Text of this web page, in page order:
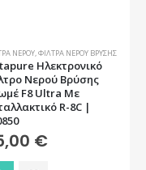
ΝΕΡΟΎ,ΦΊΛΤΡΑ ΝΕΡΟΎ ΒΡΎΣΗΣ
Ηλεκτρονικό
Νερού Βρύσης
F8 Ultra Με
R-8C |
€